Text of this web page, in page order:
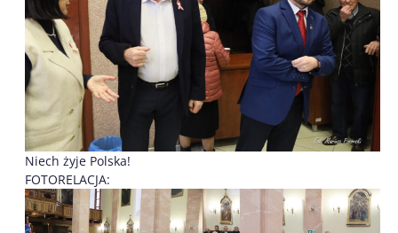
Niech żyje Polska!
FOTORELACJA: